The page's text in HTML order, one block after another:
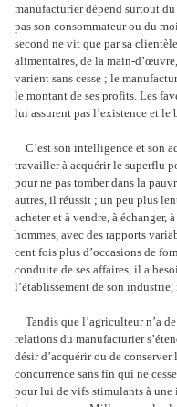
manufacturier dépend surtout
pas son consommateur ou du
second ne vit que par sa
alimentaires, de la main-
varient sans cesse ; le
le montant de ses profits. Les
lui assurent pas l’existence et le
C’est son intelligence et son
travailler à acquérir le superflu
pour ne pas tomber dans la
autres, il réussit ; un peu plus
acheter et à vendre, à échanger,
hommes, avec des rapports
cent fois plus d’occasions de
conduite de ses affaires, il a
l’établissement de son
Tandis que l’agriculteur n’a
relations du manufacturier
désir d’acquérir ou de
concurrence sans fin qui ne
pour lui de vifs stimulants à une